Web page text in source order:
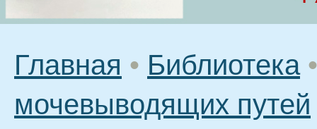
Главная • Библиотека •
мочевыводящих путей